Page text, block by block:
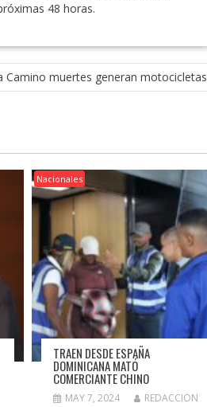
48 horas.
Camino muertes generan motocicletas
Nacionales
TRAEN DESDE ESPAÑA
DOMINICANA MATÓ
COMERCIANTE CHINO
MAY 7, 2024 REDACCION